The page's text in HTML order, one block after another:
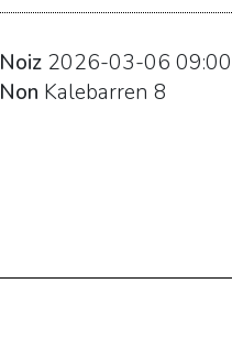
Noiz 2026-03-06 09:00
Non Kalebarren 8